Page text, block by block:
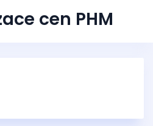
cen PHM